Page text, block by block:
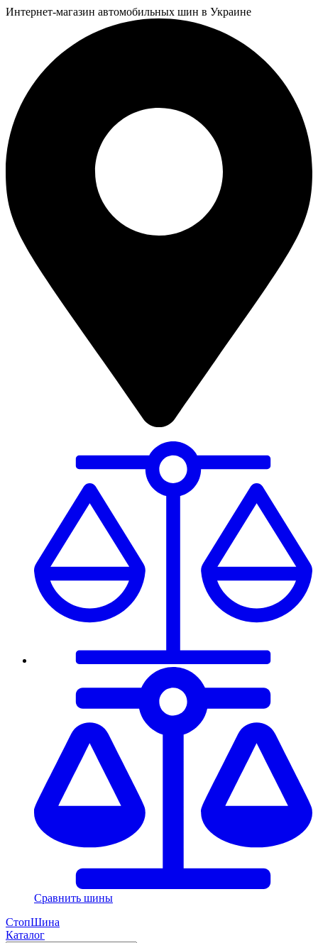
Интернет-магазин автомобильных шин в Украине
Сравнить шины
СтопШина
Каталог